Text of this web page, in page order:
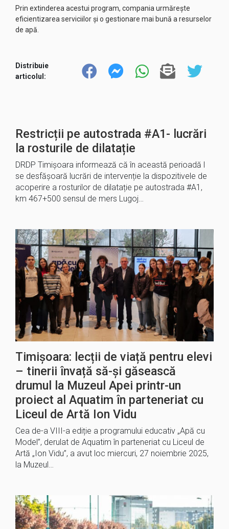
Prin extinderea acestui program, compania urmărește
eficientizarea serviciilor și o gestionare mai bună a resurselor
de apă.
Distribuie
articolul:
Restricții pe autostrada #A1- lucrări
la rosturile de dilatație
DRDP Timișoara informează că în această perioadă l
se desfășoară lucrări de intervenție la dispozitivele de
acoperire a rosturilor de dilatație pe autostrada #A1,
km 467+500 sensul de mers Lugoj…
Timișoara: lecții de viață pentru elevi
– tinerii învață să-și găsească
drumul la Muzeul Apei printr-un
proiect al Aquatim în parteneriat cu
Liceul de Artă Ion Vidu
Cea de-a VIII-a ediție a programului educativ „Apă cu
Model”, derulat de Aquatim în parteneriat cu Liceul de
Artă „Ion Vidu”, a avut loc miercuri, 27 noiembrie 2025,
la Muzeul…